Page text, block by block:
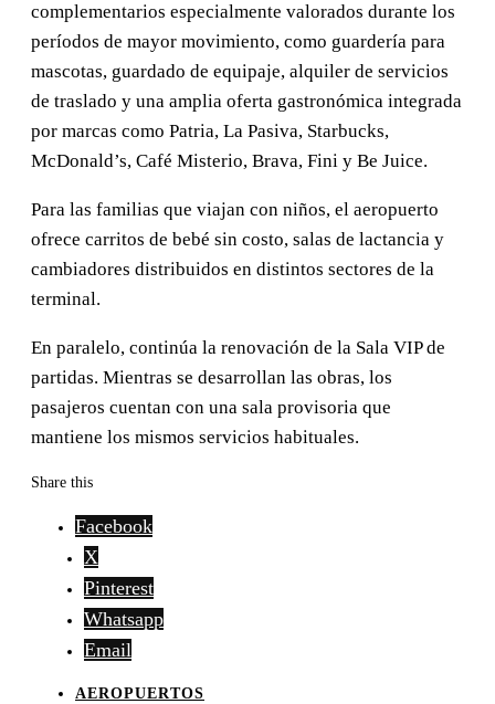
complementarios especialmente valorados durante los
períodos de mayor movimiento, como guardería para
mascotas, guardado de equipaje, alquiler de servicios
de traslado y una amplia oferta gastronómica integrada
por marcas como Patria, La Pasiva, Starbucks,
McDonald’s, Café Misterio, Brava, Fini y Be Juice.
Para las familias que viajan con niños, el aeropuerto
ofrece carritos de bebé sin costo, salas de lactancia y
cambiadores distribuidos en distintos sectores de la
terminal.
En paralelo, continúa la renovación de la Sala VIP de
partidas. Mientras se desarrollan las obras, los
pasajeros cuentan con una sala provisoria que
mantiene los mismos servicios habituales.
Share this
Facebook
X
Pinterest
Whatsapp
Email
AEROPUERTOS